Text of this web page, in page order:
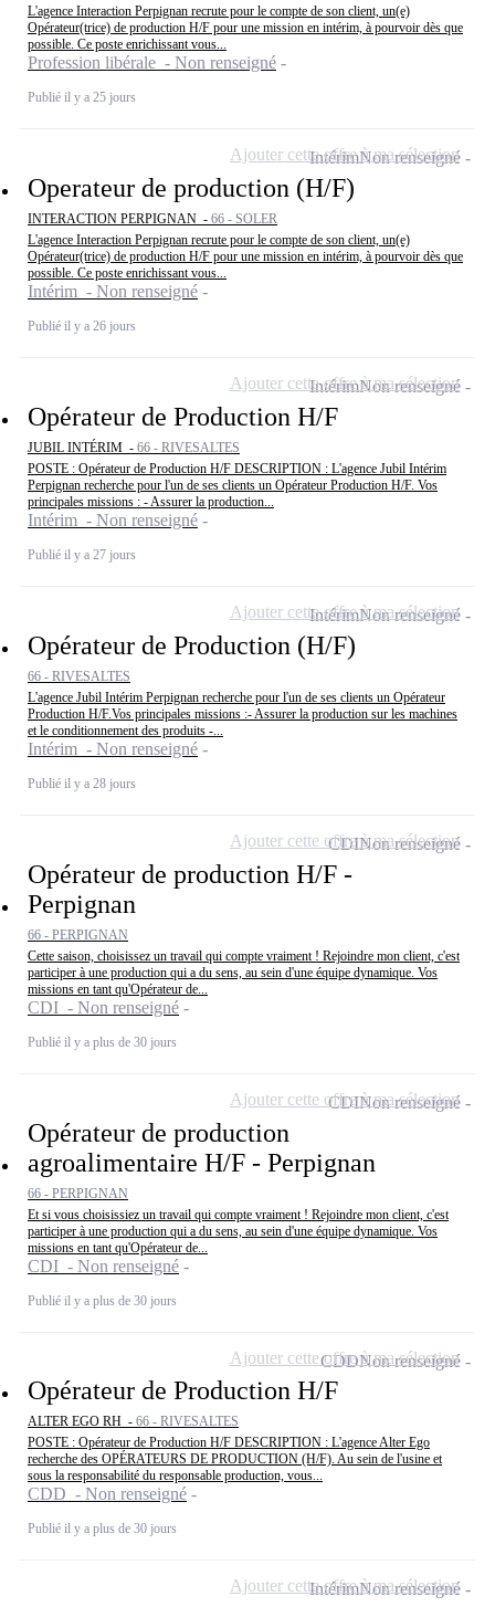
L'agence Interaction Perpignan recrute pour le compte de son client, un(e)
Opérateur(trice) de production H/F pour une mission en intérim, à pourvoir dès que
possible. Ce poste enrichissant vous...
Profession libérale - Non renseigné
Publié il y a 25 jours
Operateur de production (H/F)
INTERACTION PERPIGNAN - 66 - SOLER
L'agence Interaction Perpignan recrute pour le compte de son client, un(e)
Opérateur(trice) de production H/F pour une mission en intérim, à pourvoir dès que
possible. Ce poste enrichissant vous...
Intérim - Non renseigné
Publié il y a 26 jours
IntérimNon renseigné
Ajouter cette offre à ma sélection
Opérateur de Production H/F
JUBIL INTÉRIM - 66 - RIVESALTES
POSTE : Opérateur de Production H/F DESCRIPTION : L'agence Jubil Intérim
Perpignan recherche pour l'un de ses clients un Opérateur Production H/F. Vos
principales missions : - Assurer la production...
Intérim - Non renseigné
Publié il y a 27 jours
IntérimNon renseigné
Ajouter cette offre à ma sélection
Opérateur de Production (H/F)
66 - RIVESALTES
L'agence Jubil Intérim Perpignan recherche pour l'un de ses clients un Opérateur
Production H/F.Vos principales missions :- Assurer la production sur les machines
et le conditionnement des produits -...
Intérim - Non renseigné
Publié il y a 28 jours
IntérimNon renseigné
Ajouter cette offre à ma sélection
Opérateur de production H/F -
Perpignan
66 - PERPIGNAN
Cette saison, choisissez un travail qui compte vraiment ! Rejoindre mon client, c'est
participer à une production qui a du sens, au sein d'une équipe dynamique. Vos
missions en tant qu'Opérateur de...
CDI - Non renseigné
Publié il y a plus de 30 jours
CDINon renseigné
Ajouter cette offre à ma sélection
Opérateur de production
agroalimentaire H/F - Perpignan
66 - PERPIGNAN
Et si vous choisissiez un travail qui compte vraiment ! Rejoindre mon client, c'est
participer à une production qui a du sens, au sein d'une équipe dynamique. Vos
missions en tant qu'Opérateur de...
CDI - Non renseigné
Publié il y a plus de 30 jours
CDINon renseigné
Ajouter cette offre à ma sélection
Opérateur de Production H/F
ALTER EGO RH - 66 - RIVESALTES
POSTE : Opérateur de Production H/F DESCRIPTION : L'agence Alter Ego
recherche des OPÉRATEURS DE PRODUCTION (H/F). Au sein de l'usine et
sous la responsabilité du responsable production, vous...
CDD - Non renseigné
Publié il y a plus de 30 jours
CDDNon renseigné
Ajouter cette offre à ma sélection
IntérimNon renseigné
Ajouter cette offre à ma sélection